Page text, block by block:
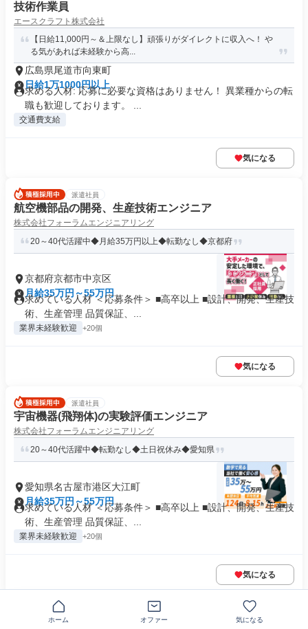
技術作業員
エースクラフト株式会社
【日給11,000円～＆上限なし】頑張りがダイレクトに収入へ！ や
る気があれば未経験から高...
広島県尾道市向東町
日給1万1000円以上
求める人材: 応募に必要な資格はありません！ 異業種からの転
職も歓迎しております。 ...
交通費支給
気になる
派遣社員
航空機部品の開発、生産技術エンジニア
株式会社フォーラムエンジニアリング
20～40代活躍中◆月給35万円以上◆転勤なし◆京都府
京都府京都市中京区
月給35万円～55万円
求めている人材 ＜応募条件＞ ■高卒以上 ■設計、開発、生産技
術、生産管理 品質保証、...
業界未経験歓迎 +20個
気になる
派遣社員
宇宙機器(飛翔体)の実験評価エンジニア
株式会社フォーラムエンジニアリング
20～40代活躍中◆転勤なし◆土日祝休み◆愛知県
愛知県名古屋市港区大江町
月給35万円～55万円
求めている人材 ＜応募条件＞ ■高卒以上 ■設計、開発、生産技
術、生産管理 品質保証、...
業界未経験歓迎 +20個
気になる
電子機器の品質管理エンジニア
ホーム オファー 気になる